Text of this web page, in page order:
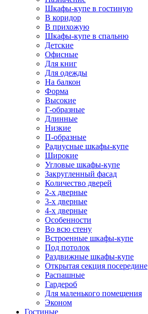
Шкафы-купе в гостиную
В коридор
В прихожую
Шкафы-купе в спальню
Детские
Офисные
Для книг
Для одежды
На балкон
Форма
Высокие
Г-образные
Длинные
Низкие
П-образные
Радиусные шкафы-купе
Широкие
Угловые шкафы-купе
Закругленный фасад
Количество дверей
2-х дверные
3-х дверные
4-х дверные
Особенности
Во всю стену
Встроенные шкафы-купе
Под потолок
Раздвижные шкафы-купе
Открытая секция посередине
Распашные
Гардероб
Для маленького помещения
Эконом
Гостиные